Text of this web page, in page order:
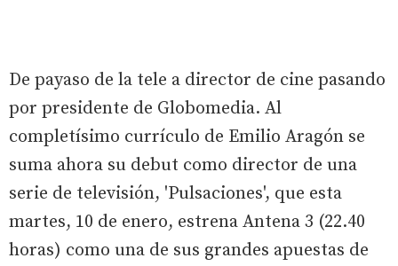
De payaso de la tele a director de cine pasando
por presidente de Globomedia. Al
completísimo currículo de Emilio Aragón se
suma ahora su debut como director de una
serie de televisión, 'Pulsaciones', que esta
martes, 10 de enero, estrena Antena 3 (22.40
horas) como una de sus grandes apuestas de